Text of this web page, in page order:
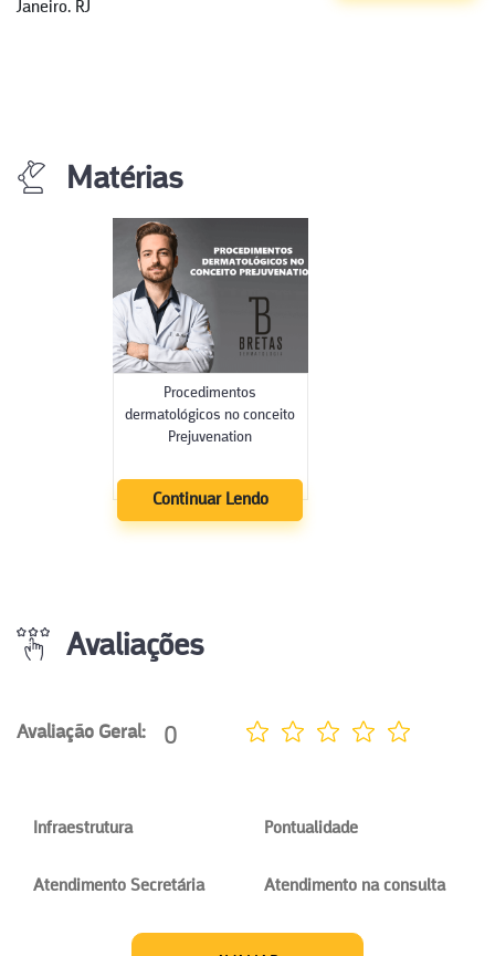
Janeiro. RJ
Matérias
Procedimentos
dermatológicos no conceito
Prejuvenation
Continuar Lendo
Avaliações
Avaliação Geral: 0
Infraestrutura Pontualidade
Atendimento Secretária Atendimento na consulta